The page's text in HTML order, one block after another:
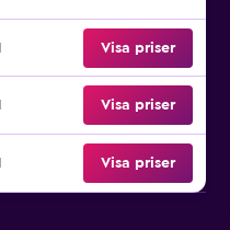
Visa priser
Visa priser
Visa priser